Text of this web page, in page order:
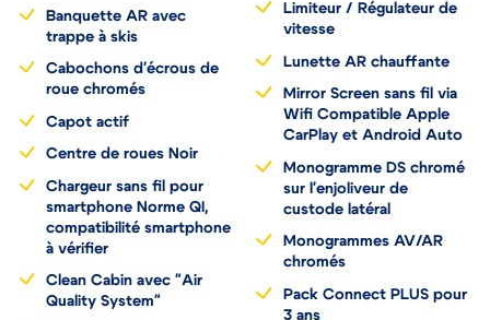
Banquette AR avec
trappe à skis
Cabochons d'écrous de
roue chromés
Capot actif
Centre de roues Noir
Chargeur sans fil pour
smartphone Norme QI,
compatibilité smartphone
à vérifier
Clean Cabin avec "Air
Quality System"
Limiteur / Régulateur de
vitesse
Lunette AR chauffante
Mirror Screen sans fil via
Wifi Compatible Apple
CarPlay et Android Auto
Monogramme DS chromé
sur l'enjoliveur de
custode latéral
Monogrammes AV/AR
chromés
Pack Connect PLUS pour
3 ans